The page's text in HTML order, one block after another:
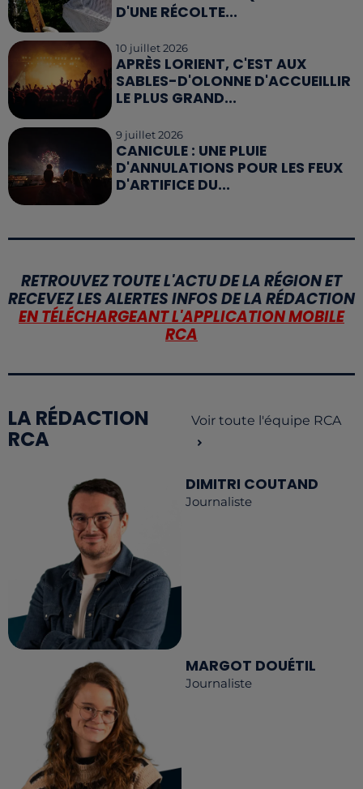
D'UNE RÉCOLTE...
10 juillet 2026
APRÈS LORIENT, C'EST AUX
SABLES-D'OLONNE D'ACCUEILLIR
LE PLUS GRAND...
9 juillet 2026
CANICULE : UNE PLUIE
D'ANNULATIONS POUR LES FEUX
D'ARTIFICE DU...
RETROUVEZ TOUTE L'ACTU DE LA RÉGION ET
RECEVEZ LES ALERTES INFOS DE LA RÉDACTION
EN TÉLÉCHARGEANT L'APPLICATION MOBILE
RCA
LA RÉDACTION
RCA
Voir toute l'équipe RCA
DIMITRI COUTAND
Journaliste
MARGOT DOUÉTIL
Journaliste